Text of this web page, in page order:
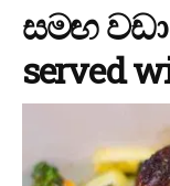
සමඟ
served